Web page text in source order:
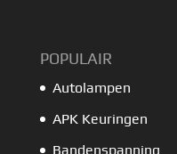
POPULAIR
Autolampen
APK Keuringen
Bandenspanning